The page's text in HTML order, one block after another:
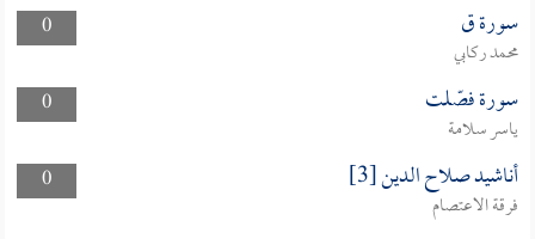
0
سورة ق
محمد ركابي
0
سورة فصّلت
ياسر سلامة
0
أناشيد صلاح الدين [3]
فرقة الاعتصام